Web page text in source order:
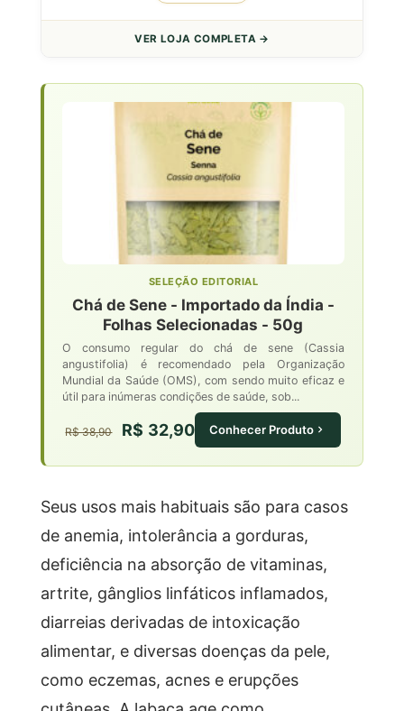
VER LOJA COMPLETA →
SELEÇÃO EDITORIAL
Chá de Sene - Importado da Índia -
Folhas Selecionadas - 50g
O consumo regular do chá de sene (Cassia
angustifolia) é recomendado pela Organização
Mundial da Saúde (OMS), com sendo muito eficaz e
útil para inúmeras condições de saúde, sob...
R$ 38,90 R$ 32,90 Conhecer Produto
Seus usos mais habituais são para casos
de anemia, intolerância a gorduras,
deficiência na absorção de vitaminas,
artrite, gânglios linfáticos inflamados,
diarreias derivadas de intoxicação
alimentar, e diversas doenças da pele,
como eczemas, acnes e erupções